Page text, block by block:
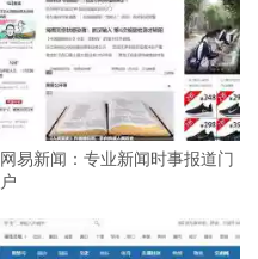
网易新闻：专业新闻时事报道门
户